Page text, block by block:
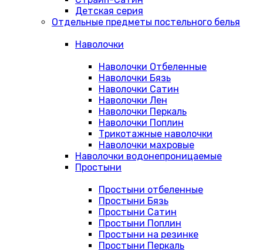
Детская серия
Отдельные предметы постельного белья
Наволочки
Наволочки Отбеленные
Наволочки Бязь
Наволочки Сатин
Наволочки Лен
Наволочки Перкаль
Наволочки Поплин
Трикотажные наволочки
Наволочки махровые
Наволочки водонепроницаемые
Простыни
Простыни отбеленные
Простыни Бязь
Простыни Сатин
Простыни Поплин
Простыни на резинке
Простыни Перкаль